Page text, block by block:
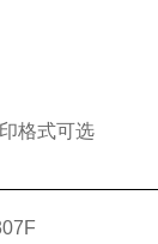
格式可选